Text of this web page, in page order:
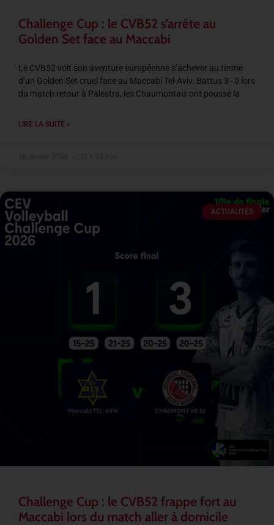
Challenge Cup : le CVB52 s’arrête au
Golden Set face au Maccabi
Le CVB52 voit son aventure européenne s’achever au terme
d’un Golden Set cruel face au Maccabi Tel-Aviv. Battus 3–0 lors
du match retour à Palestra, les Chaumontais ont poussé la
LIRE LA SUITE »
ACTUALITÉS
Challenge Cup : le CVB52 frappe fort au
Maccabi lors du match aller à domicile